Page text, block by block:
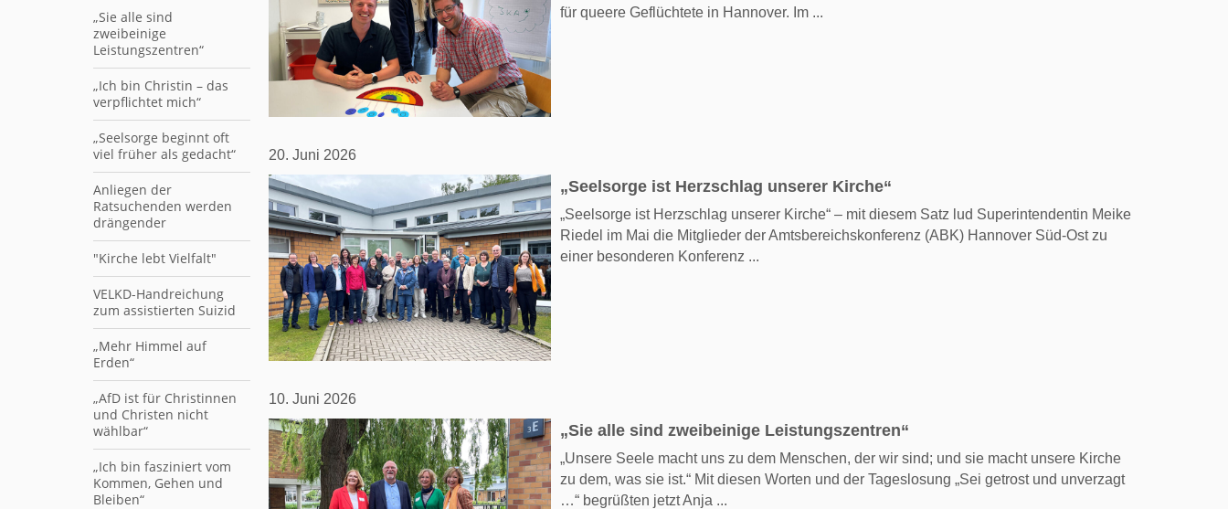
„Sie alle sind
zweibeinige
Leistungszentren“
„Ich bin Christin – das
verpflichtet mich“
„Seelsorge beginnt oft
viel früher als gedacht“
Anliegen der
Ratsuchenden werden
drängender
"Kirche lebt Vielfalt"
VELKD-Handreichung
zum assistierten Suizid
„Mehr Himmel auf
Erden“
„AfD ist für Christinnen
und Christen nicht
wählbar“
„Ich bin fasziniert vom
Kommen, Gehen und
Bleiben“
für queere Geflüchtete in Hannover. Im ...
20. Juni 2026
„Seelsorge ist Herzschlag unserer Kirche“
„Seelsorge ist Herzschlag unserer Kirche“ – mit diesem Satz lud Superintendentin Meike
Riedel im Mai die Mitglieder der Amtsbereichskonferenz (ABK) Hannover Süd-Ost zu
einer besonderen Konferenz ...
10. Juni 2026
„Sie alle sind zweibeinige Leistungszentren“
„Unsere Seele macht uns zu dem Menschen, der wir sind; und sie macht unsere Kirche
zu dem, was sie ist.“ Mit diesen Worten und der Tageslosung „Sei getrost und unverzagt
…“ begrüßten jetzt Anja ...